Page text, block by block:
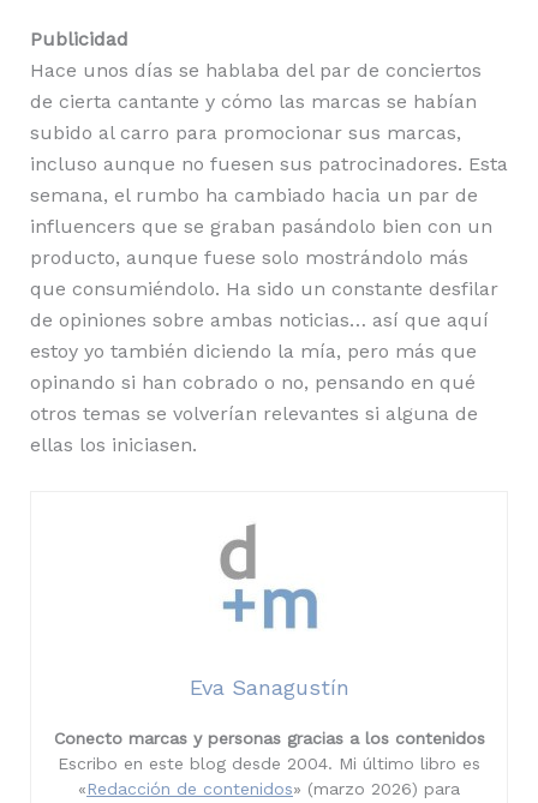
Publicidad
Hace unos días se hablaba del par de conciertos
de cierta cantante y cómo las marcas se habían
subido al carro para promocionar sus marcas,
incluso aunque no fuesen sus patrocinadores. Esta
semana, el rumbo ha cambiado hacia un par de
influencers que se graban pasándolo bien con un
producto, aunque fuese solo mostrándolo más
que consumiéndolo. Ha sido un constante desfilar
de opiniones sobre ambas noticias… así que aquí
estoy yo también diciendo la mía, pero más que
opinando si han cobrado o no, pensando en qué
otros temas se volverían relevantes si alguna de
ellas los iniciasen.
Eva Sanagustín
Conecto marcas y personas gracias a los contenidos
Escribo en este blog desde 2004. Mi último libro es
«Redacción de contenidos» (marzo 2026) para